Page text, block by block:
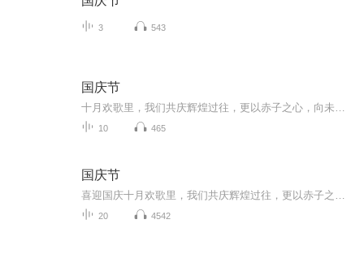
3 543
国庆节
10 465
国庆节
20 4542